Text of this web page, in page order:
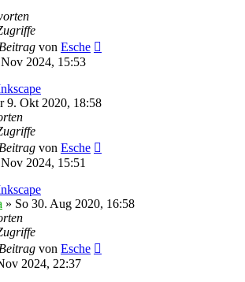
von Esche
2024, 15:53
9. Okt 2020, 18:58
von Esche
2024, 15:51
» So 30. Aug 2020, 16:58
von Esche
2024, 22:37